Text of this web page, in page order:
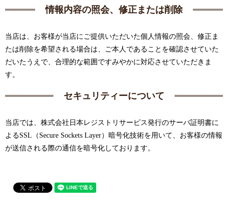
情報内容の照会、修正または削除
当店は、お客様が当店にご提供いただいた個人情報の照会、修正ま
たは削除を希望される場合は、ご本人であることを確認させていた
だいたうえで、合理的な範囲ですみやかに対応させていただきま
す。
セキュリティーについて
当店では、株式会社日本レジストリサービス発行のサーバ証明書に
よるSSL（Secure Sockets Layer）暗号化技術を用いて、お客様の情報
が送信される際の通信を暗号化しております。